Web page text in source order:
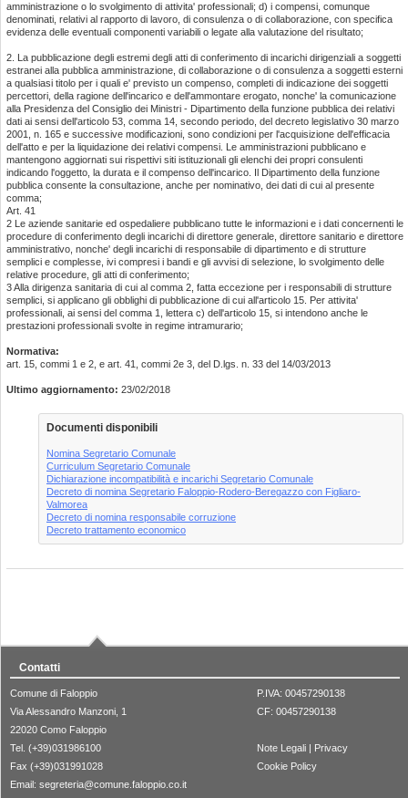
amministrazione o lo svolgimento di attivita' professionali; d) i compensi, comunque
denominati, relativi al rapporto di lavoro, di consulenza o di collaborazione, con specifica
evidenza delle eventuali componenti variabili o legate alla valutazione del risultato;
2. La pubblicazione degli estremi degli atti di conferimento di incarichi dirigenziali a soggetti
estranei alla pubblica amministrazione, di collaborazione o di consulenza a soggetti esterni
a qualsiasi titolo per i quali e' previsto un compenso, completi di indicazione dei soggetti
percettori, della ragione dell'incarico e dell'ammontare erogato, nonche' la comunicazione
alla Presidenza del Consiglio dei Ministri - Dipartimento della funzione pubblica dei relativi
dati ai sensi dell'articolo 53, comma 14, secondo periodo, del decreto legislativo 30 marzo
2001, n. 165 e successive modificazioni, sono condizioni per l'acquisizione dell'efficacia
dell'atto e per la liquidazione dei relativi compensi. Le amministrazioni pubblicano e
mantengono aggiornati sui rispettivi siti istituzionali gli elenchi dei propri consulenti
indicando l'oggetto, la durata e il compenso dell'incarico. Il Dipartimento della funzione
pubblica consente la consultazione, anche per nominativo, dei dati di cui al presente
comma;
Art. 41
2 Le aziende sanitarie ed ospedaliere pubblicano tutte le informazioni e i dati concernenti le
procedure di conferimento degli incarichi di direttore generale, direttore sanitario e direttore
amministrativo, nonche' degli incarichi di responsabile di dipartimento e di strutture
semplici e complesse, ivi compresi i bandi e gli avvisi di selezione, lo svolgimento delle
relative procedure, gli atti di conferimento;
3 Alla dirigenza sanitaria di cui al comma 2, fatta eccezione per i responsabili di strutture
semplici, si applicano gli obblighi di pubblicazione di cui all'articolo 15. Per attivita'
professionali, ai sensi del comma 1, lettera c) dell'articolo 15, si intendono anche le
prestazioni professionali svolte in regime intramurario;
Normativa:
art. 15, commi 1 e 2, e art. 41, commi 2e 3, del D.lgs. n. 33 del 14/03/2013
Ultimo aggiornamento: 23/02/2018
Documenti disponibili
Nomina Segretario Comunale
Curriculum Segretario Comunale
Dichiarazione incompatibilità e incarichi Segretario Comunale
Decreto di nomina Segretario Faloppio-Rodero-Beregazzo con Figliaro-
Valmorea
Decreto di nomina responsabile corruzione
Decreto trattamento economico
Contatti
Comune di Faloppio
Via Alessandro Manzoni, 1
22020 Como Faloppio
Tel. (+39)031986100
Fax (+39)031991028
Email: segreteria@comune.faloppio.co.it
P.IVA: 00457290138
CF: 00457290138
Note Legali | Privacy
Cookie Policy